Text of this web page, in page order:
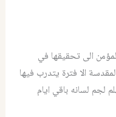
الى تحقيقها في
الا فترة يتدرب فيها
لجم لسانه باقي ايام